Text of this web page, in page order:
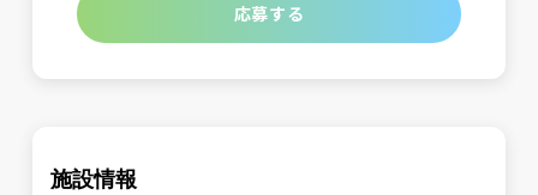
応募する
施設情報